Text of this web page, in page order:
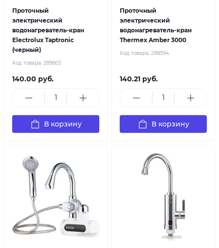
Проточный
электрический
водонагреватель-кран
Electrolux Taptronic
(черный)
Код товара: 289805
140.00 руб.
В корзину
Проточный
электрический
водонагреватель-кран
Thermex Amber 3000
Код товара: 288394
140.21 руб.
В корзину